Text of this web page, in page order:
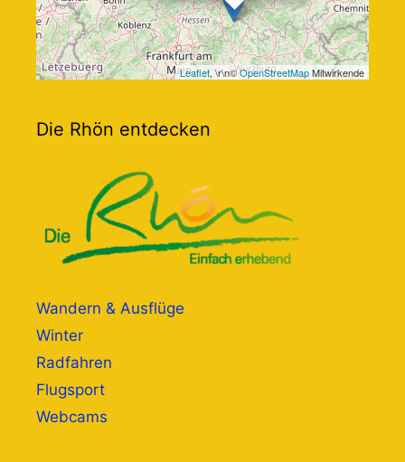
Leaflet, \r\n©OpenStreetMapMitwirkende
Die Rhön entdecken
Wandern & Ausflüge
Winter
Radfahren
Flugsport
Webcams